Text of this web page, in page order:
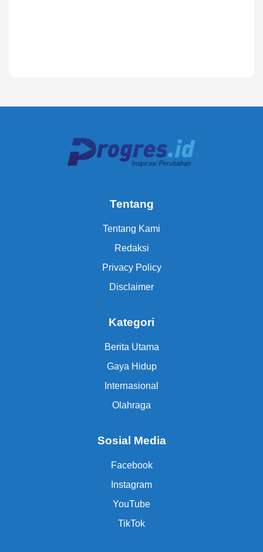
Tentang
Tentang Kami
Redaksi
Privacy Policy
Disclaimer
Kategori
Berita Utama
Gaya Hidup
Internasional
Olahraga
Sosial Media
Facebook
Instagram
YouTube
TikTok